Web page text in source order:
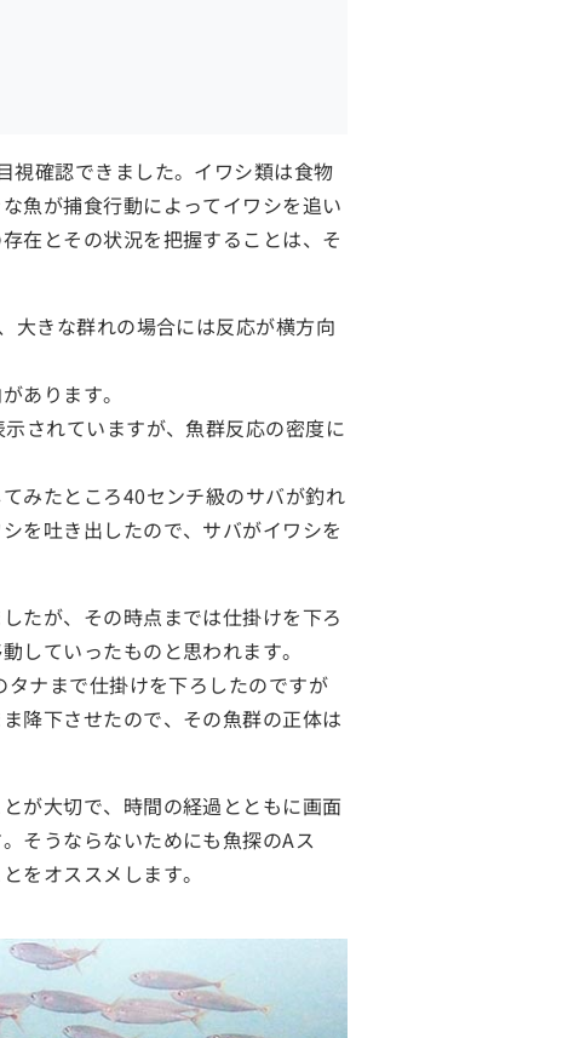
視確認できました。イワシ類は食物
魚が捕食行動によってイワシを追い
在とその状況を把握することは、そ
大きな群れの場合には反応が横方向
あります。
されていますが、魚群反応の密度に
みたところ40センチ級のサバが釣れ
を吐き出したので、サバがイワシを
たが、その時点までは仕掛けを下ろ
していったものと思われます。
ナまで仕掛けを下ろしたのですが
降下させたので、その魚群の正体は
が大切で、時間の経過とともに画面
そうならないためにも魚探のAス
をオススメします。